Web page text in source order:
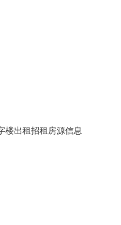
楼出租招租房源信息